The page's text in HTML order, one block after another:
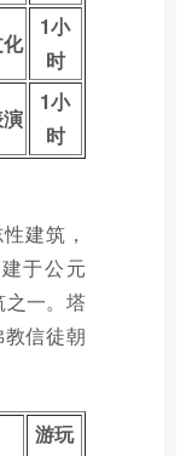
1小
时
1小
时
建筑，
于公元
一。塔
信徒朝
游玩